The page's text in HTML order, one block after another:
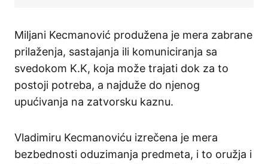
Miljani Kecmanović produžena je mera zabrane
prilaženja, sastajanja ili komuniciranja sa
svedokom K.K, koja može trajati dok za to
postoji potreba, a najduže do njenog
upućivanja na zatvorsku kaznu.
Vladimiru Kecmanoviću izrečena je mera
bezbednosti oduzimanja predmeta, i to oružja i